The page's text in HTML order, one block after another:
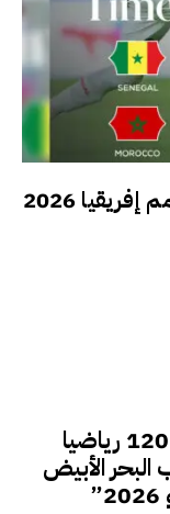
لبؤات الأطلس إلى ربع نهائي كأس أمم إفريقيا 2026
المغرب يشارك بـ 120 رياضيا
البحر الأبيض